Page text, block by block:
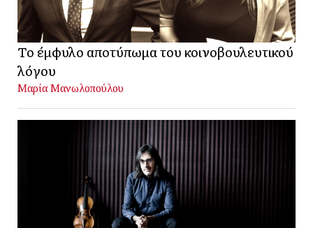
Το έμφυλο αποτύπωμα του κοινοβουλευτικού
λόγου
Μαρία Μανωλοπούλου